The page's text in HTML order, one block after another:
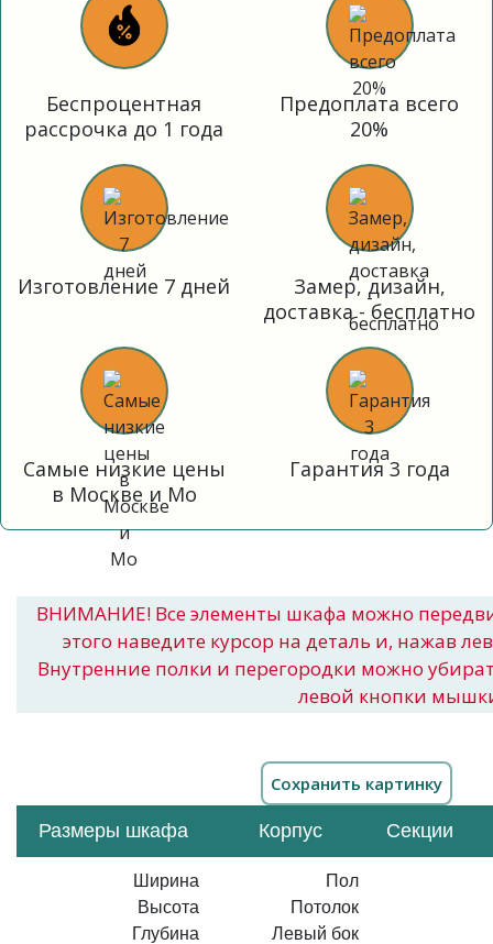
Беспроцентная
рассрочка до 1 года
Предоплата всего
20%
Изготовление 7 дней
Замер, дизайн,
доставка - бесплатно
Самые низкие цены
в Москве и Мо
Гарантия 3 года
ВНИМАНИЕ! Все элементы шкафа можно
этого наведите курсор на деталь и, нажав
Внутренние полки и перегородки можно
левой кнопки
Размеры шкафа Корпус Секции
Ширина
Высота
Глубина
Пол
Потолок
Левый бок